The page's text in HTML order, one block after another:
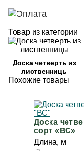
Товар из категории
Доска четверть из
лиственницы
Похожие товары
Доска
сорт «ВС»
Длина, м